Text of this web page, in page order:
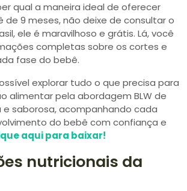
qual a maneira ideal de oferecer
de 9 meses, não deixe de consultar o
ele é maravilhoso e grátis. Lá, você
completas sobre os cortes e
fase do bebê.
explorar tudo o que precisa para
alimentar pela abordagem BLW de
saborosa, acompanhando cada
do bebê com confiança e
aqui para baixar!
nutricionais da